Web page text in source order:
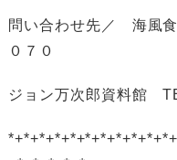
問い合わせ先／ 海風
０７０
ジョン万次郎資料館